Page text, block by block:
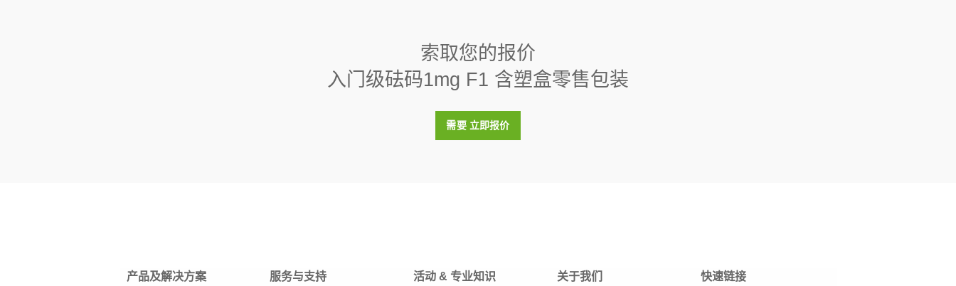
塑料盒（包括在内）
索取您的报价
入门级砝码1mg F1 含塑盒零售包装
需要 立即报价
产品及解决方案 服务与支持 活动 & 专业知识 关于我们 快速链接